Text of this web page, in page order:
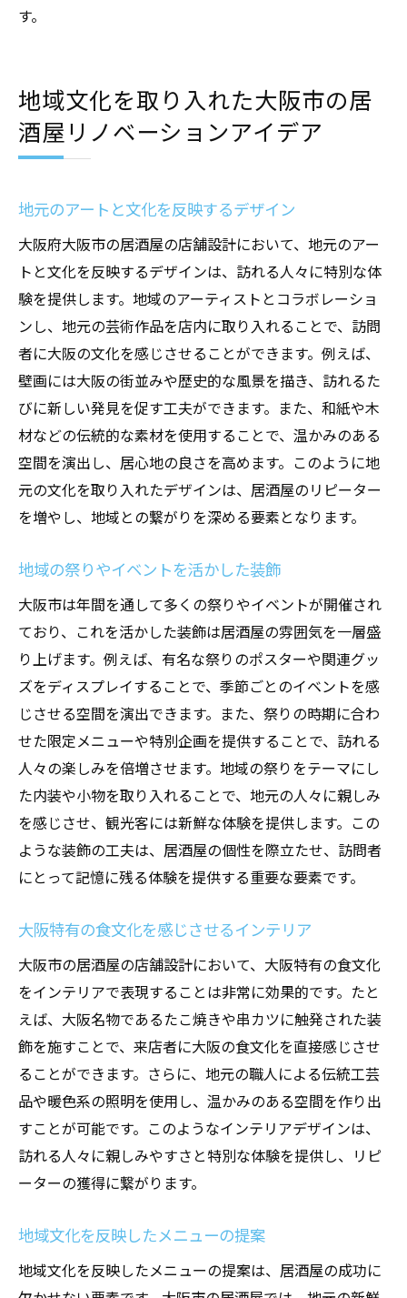
す。
地域文化を取り入れた大阪市の居
酒屋リノベーションアイデア
地元のアートと文化を反映するデザイン
大阪府大阪市の居酒屋の店舗設計において、地元のアー
トと文化を反映するデザインは、訪れる人々に特別な体
験を提供します。地域のアーティストとコラボレーショ
ンし、地元の芸術作品を店内に取り入れることで、訪問
者に大阪の文化を感じさせることができます。例えば、
壁画には大阪の街並みや歴史的な風景を描き、訪れるた
びに新しい発見を促す工夫ができます。また、和紙や木
材などの伝統的な素材を使用することで、温かみのある
空間を演出し、居心地の良さを高めます。このように地
元の文化を取り入れたデザインは、居酒屋のリピーター
を増やし、地域との繋がりを深める要素となります。
地域の祭りやイベントを活かした装飾
大阪市は年間を通して多くの祭りやイベントが開催され
ており、これを活かした装飾は居酒屋の雰囲気を一層盛
り上げます。例えば、有名な祭りのポスターや関連グッ
ズをディスプレイすることで、季節ごとのイベントを感
じさせる空間を演出できます。また、祭りの時期に合わ
せた限定メニューや特別企画を提供することで、訪れる
人々の楽しみを倍増させます。地域の祭りをテーマにし
た内装や小物を取り入れることで、地元の人々に親しみ
を感じさせ、観光客には新鮮な体験を提供します。この
ような装飾の工夫は、居酒屋の個性を際立たせ、訪問者
にとって記憶に残る体験を提供する重要な要素です。
大阪特有の食文化を感じさせるインテリア
大阪市の居酒屋の店舗設計において、大阪特有の食文化
をインテリアで表現することは非常に効果的です。たと
えば、大阪名物であるたこ焼きや串カツに触発された装
飾を施すことで、来店者に大阪の食文化を直接感じさせ
ることができます。さらに、地元の職人による伝統工芸
品や暖色系の照明を使用し、温かみのある空間を作り出
すことが可能です。このようなインテリアデザインは、
訪れる人々に親しみやすさと特別な体験を提供し、リピ
ーターの獲得に繋がります。
地域文化を反映したメニューの提案
地域文化を反映したメニューの提案は、居酒屋の成功に